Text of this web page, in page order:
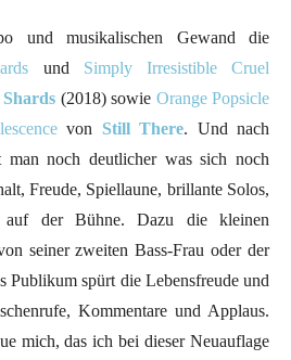
und musikalischen Gewand die
und Simply Irresistible Cruel
Shards (2018) sowie Orange Popsicle
von Still There. Und nach
noch deutlicher was sich noch
Freude, Spiellaune, brillante Solos,
auf der Bühne. Dazu die kleinen
seiner zweiten Bass-Frau oder der
Publikum spürt die Lebensfreude und
Kommentare und Applaus.
mich, das ich bei dieser Neuauflage